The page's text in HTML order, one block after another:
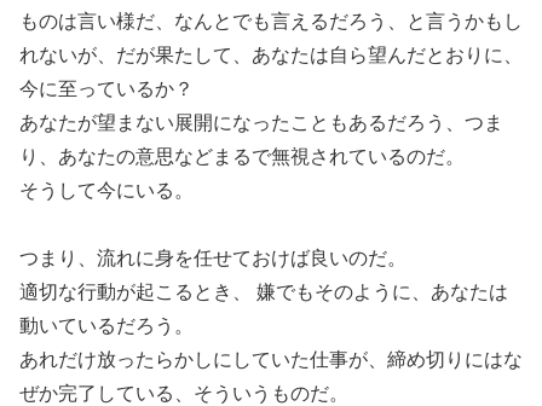
ものは言い様だ、なんとでも言えるだろう、と言うかもし
れないが、だが果たして、あなたは自ら望んだとおりに、
今に至っているか？
あなたが望まない展開になったこともあるだろう、つま
り、あなたの意思などまるで無視されているのだ。
そうして今にいる。
つまり、流れに身を任せておけば良いのだ。
適切な行動が起こるとき、 嫌でもそのように、あなたは
動いているだろう。
あれだけ放ったらかしにしていた仕事が、締め切りにはな
ぜか完了している、そういうものだ。